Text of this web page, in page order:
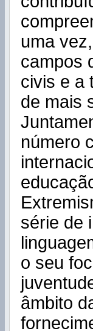
uma
campos
civis e a
de mais
número
série de
o seu
âmbito